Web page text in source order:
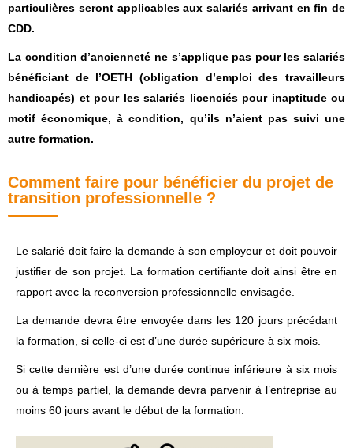
particulières seront applicables aux salariés arrivant en fin de
CDD.
La condition d’ancienneté ne s’applique pas pour les salariés
bénéficiant de l’OETH (obligation d’emploi des travailleurs
handicapés) et pour les salariés licenciés pour inaptitude ou
motif économique, à condition, qu’ils n’aient pas suivi une
autre formation.
Comment faire pour bénéficier du projet de
transition professionnelle ?
Le salarié doit faire la demande à son employeur et doit pouvoir
justifier de son projet. La formation certifiante doit ainsi être en
rapport avec la reconversion professionnelle envisagée.
La demande devra être envoyée dans les 120 jours précédant
la formation, si celle-ci est d’une durée supérieure à six mois.
Si cette dernière est d’une durée continue inférieure à six mois
ou à temps partiel, la demande devra parvenir à l’entreprise au
moins 60 jours avant le début de la formation.